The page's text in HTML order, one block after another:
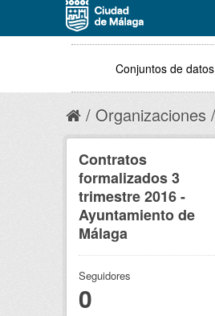
Conjuntos de datos
Organizaciones
Contratos
formalizados 3
trimestre 2016 -
Ayuntamiento de
Málaga
Seguidores
0